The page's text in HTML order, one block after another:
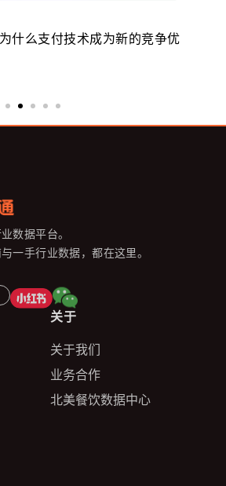
什么支付技术成为新的竞争优
数据平台。
一手行业数据，都在这里。
关于
关于我们
业务合作
北美餐饮数据中心